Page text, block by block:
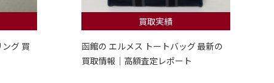
グ 買
買取実績
函館の エルメス トートバッグ 最新の
買取情報｜高額査定レポート